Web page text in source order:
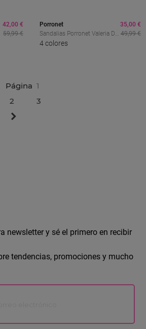
42,00 €
59,99 €
Porronet
Sandalias Porronet Valeria De
Mujer En Piel Mostaza Con
4 colores
35,00 €
49,99 €
Página 1
2
3
newsletter y sé el primero en recibir
tendencias, promociones y mucho